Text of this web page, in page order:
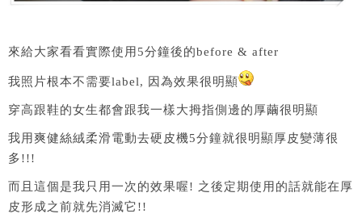
來給大家看看實際使用5分鐘後的before & after
我照片根本不需要label, 因為效果很明顯
穿高跟鞋的女生都會跟我一樣大拇指側邊的厚繭很明顯
我用爽健絲絨柔滑電動去硬皮機5分鐘就很明顯厚皮變薄很
多!!!
而且這個是我只用一次的效果喔! 之後定期使用的話就能在厚
皮形成之前就先消滅它!!